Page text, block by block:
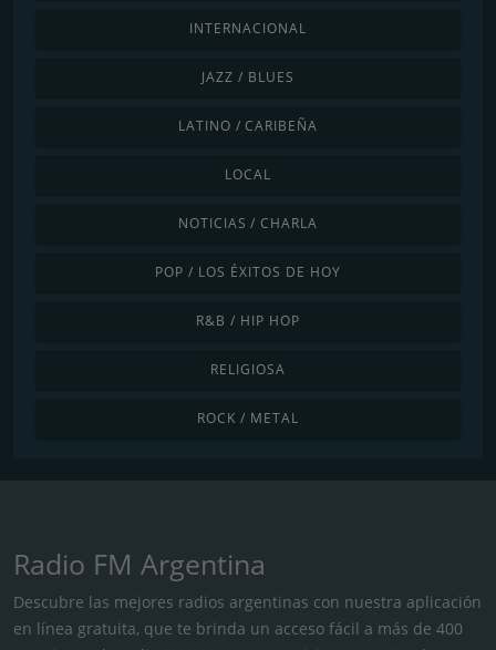
INTERNACIONAL
JAZZ / BLUES
LATINO / CARIBEÑA
LOCAL
NOTICIAS / CHARLA
POP / LOS ÉXITOS DE HOY
R&B / HIP HOP
RELIGIOSA
ROCK / METAL
Radio FM Argentina
Descubre las mejores radios argentinas con nuestra aplicación
en línea gratuita, que te brinda un acceso fácil a más de 400